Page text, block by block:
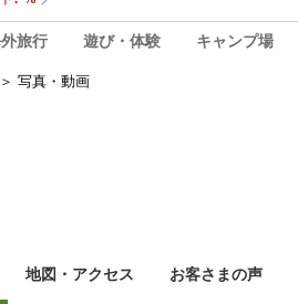
旅行 遊び・体験 キャンプ場
写真・動画
地図・アクセス お客さまの声